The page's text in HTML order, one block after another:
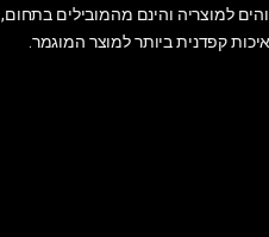
למוצריה והינם מהמובילים בתחום,
קפדנית ביותר למוצר המוגמר.